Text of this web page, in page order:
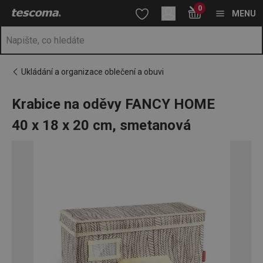
Nacházíte se na stránce Krabice na oděvy FANCY HOME 40 x
Přejít na hlavní obsah
Přejít na vyhledávání
Přejít na navigaci 0
MENU
Ukládání a organizace oblečení a obuvi
Krabice na oděvy FANCY HOME
40 x 18 x 20 cm, smetanová